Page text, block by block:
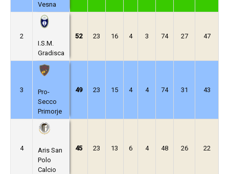
Vesna
2
I.S.M.
Gradisca
52 23 16 4 3 74 27 47
3
Pro-
Secco
Primorje
49 23 15 4 4 74 31 43
4
Aris San
Polo
Calcio
45 23 13 6 4 48 26 22